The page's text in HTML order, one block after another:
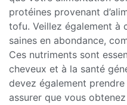
protéines provenant
tofu. Veillez également à
saines en abondance,
Ces nutriments sont
cheveux et à la santé
devez également
assurer que vous